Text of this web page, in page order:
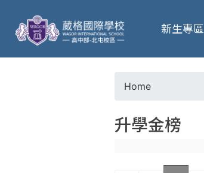
葳
格
o
Home
升學金榜
新生專區